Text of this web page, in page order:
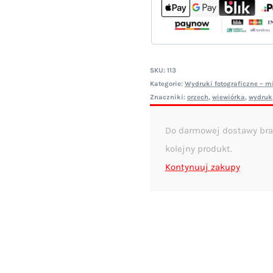
SKU: 113
Kategorie: Wydruki fotograficzne –
Znaczniki: orzech, wiewiórka, wydruk
Do darmowej dostawy
kolejny produkt.
Kontynuuj zakupy